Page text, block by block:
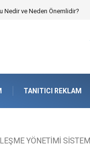
Stratejik Planlama ve
TANITICI REKLAM
YÖNETİMİ